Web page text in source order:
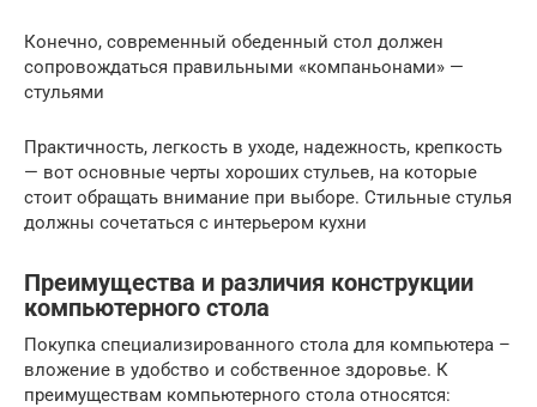
Конечно, современный обеденный стол должен
сопровождаться правильными «компаньонами» —
стульями
Практичность, легкость в уходе, надежность, крепкость
— вот основные черты хороших стульев, на которые
стоит обращать внимание при выборе. Стильные стулья
должны сочетаться с интерьером кухни
Преимущества и различия конструкции
компьютерного стола
Покупка специализированного стола для компьютера –
вложение в удобство и собственное здоровье. К
преимуществам компьютерного стола относятся: